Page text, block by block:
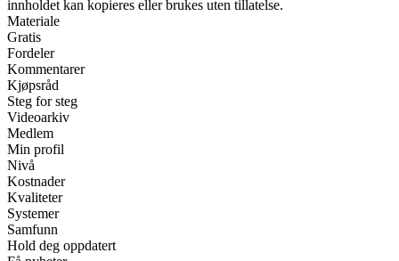
innholdet kan kopieres eller brukes uten tillatelse.
Materiale
Gratis
Fordeler
Kommentarer
Kjøpsråd
Steg for steg
Videoarkiv
Medlem
Min profil
Nivå
Kostnader
Kvaliteter
Systemer
Samfunn
Hold deg oppdatert